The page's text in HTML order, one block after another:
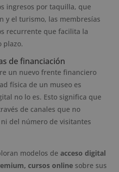
ingresos por taquilla, que
y el turismo, las membresías
recurrente que facilita la
plazo.
de financiación
un nuevo frente financiero
física de un museo es
no lo es. Esto significa que
de canales que no
del número de visitantes
modelos de acceso digital
cursos online sobre sus